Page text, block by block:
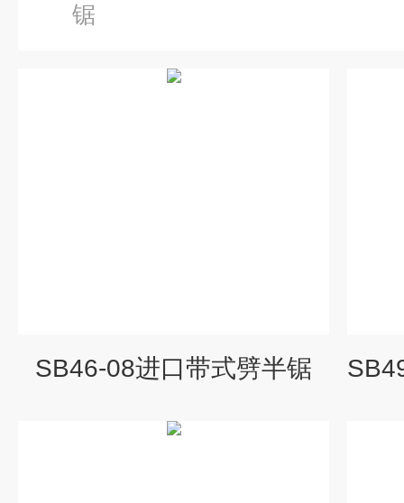
锯
SB46-08进口带式劈半锯